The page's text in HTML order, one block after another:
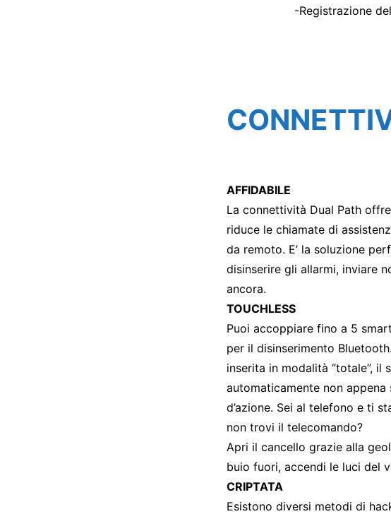
-Registrazione
AFFIDABILE
La connettività Dual Path
riduce le chiamate di
da remoto. E’ la soluzione
disinserire gli allarmi, inviare
ancora.
TOUCHLESS
Puoi accoppiare fino a 5
per il disinserimento
inserita in modalità “totale”, il
automaticamente non appena
d’azione. Sei al telefono e ti
non trovi il telecomando?
Apri il cancello grazie alla
buio fuori, accendi le luci del
CRIPTATA
Esistono diversi metodi di